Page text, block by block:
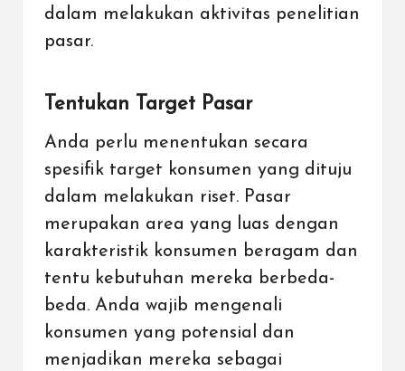
dalam melakukan aktivitas penelitian
pasar.
Tentukan Target Pasar
Anda perlu menentukan secara
spesifik target konsumen yang dituju
dalam melakukan riset. Pasar
merupakan area yang luas dengan
karakteristik konsumen beragam dan
tentu kebutuhan mereka berbeda-
beda. Anda wajib mengenali
konsumen yang potensial dan
menjadikan mereka sebagai